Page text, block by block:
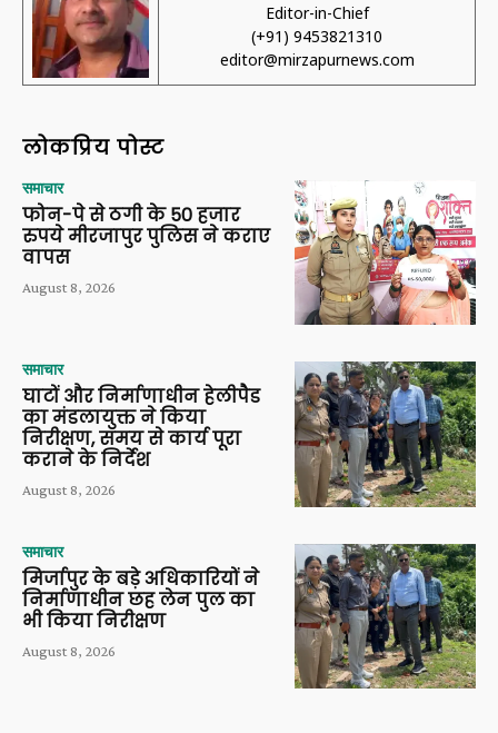
Editor-in-Chief
(+91) 9453821310
editor@mirzapurnews.com
लोकप्रिय पोस्ट
समाचार
फोन-पे से ठगी के 50 हजार
रुपये मीरजापुर पुलिस ने कराए
वापस
August 8, 2026
समाचार
घाटों और निर्माणाधीन हेलीपैड
का मंडलायुक्त ने किया
निरीक्षण, समय से कार्य पूरा
कराने के निर्देश
August 8, 2026
समाचार
मिर्जापुर के बड़े अधिकारियों ने
निर्माणाधीन छह लेन पुल का
भी किया निरीक्षण
August 8, 2026